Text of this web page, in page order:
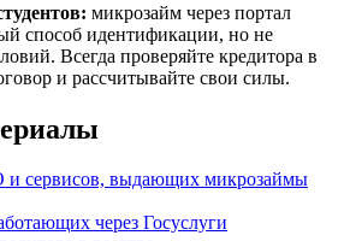
микрозайм через портал
способ идентификации, но не
Всегда проверяйте кредитора в
и рассчитывайте свои силы.
сервисов, выдающих микрозаймы
через Госуслуги